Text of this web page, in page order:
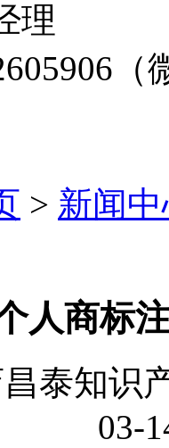
理
（
> 新闻
人商标
泰知识
03-